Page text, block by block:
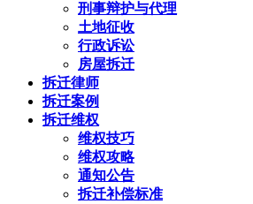
刑事辩护与代理
土地征收
行政诉讼
房屋拆迁
拆迁律师
拆迁案例
拆迁维权
维权技巧
维权攻略
通知公告
拆迁补偿标准